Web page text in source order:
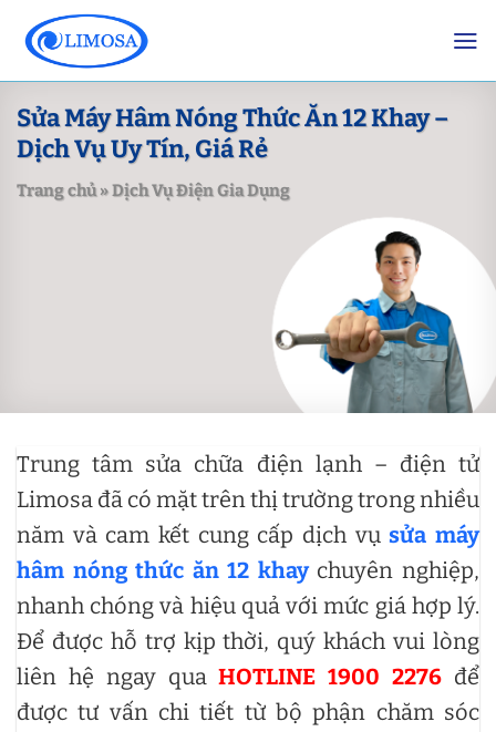
content
Sửa Máy Hâm Nóng Thức Ăn 12 Khay –
Dịch Vụ Uy Tín, Giá Rẻ
Trang chủ»Dịch Vụ Điện Gia Dụng
Trung tâm sửa chữa điện lạnh – điện tử
Limosa đã có mặt trên thị trường trong nhiều
năm và cam kết cung cấp dịch vụsửa máy
hâm nóng thức ăn 12 khay chuyên nghiệp,
nhanh chóng và hiệu quả với mức giá hợp lý.
Để được hỗ trợ kịp thời, quý khách vui lòng
liên hệ ngay quaHOTLINE 1900 2276 để
được tư vấn chi tiết từ bộ phận chăm sóc